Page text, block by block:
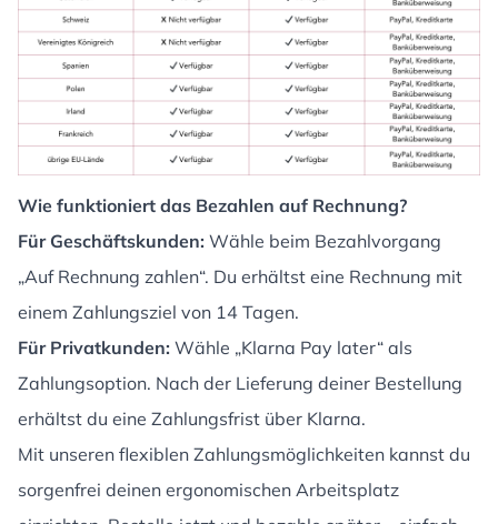
Wie funktioniert das Bezahlen auf Rechnung?
Für Geschäftskunden: Wähle beim Bezahlvorgang
„Auf Rechnung zahlen“. Du erhältst eine Rechnung mit
einem Zahlungsziel von 14 Tagen.
Für Privatkunden: Wähle „Klarna Pay later“ als
Zahlungsoption. Nach der Lieferung deiner Bestellung
erhältst du eine Zahlungsfrist über Klarna.
Mit unseren flexiblen Zahlungsmöglichkeiten kannst du
sorgenfrei deinen ergonomischen Arbeitsplatz